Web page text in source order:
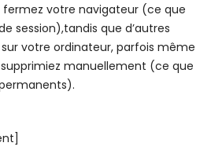
fermez votre navigateur (ce que
session),tandis que d’autres
votre ordinateur, parfois même
supprimiez manuellement (ce que